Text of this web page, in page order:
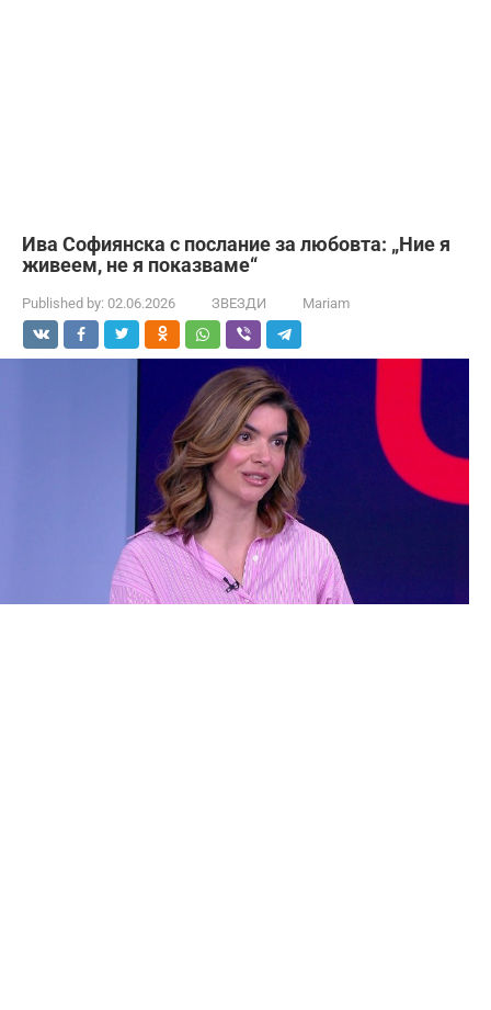
Ива Софиянска с послание за любовта: „Ние я
живеем, не я показваме“
Published by: 02.06.2026 ЗВЕЗДИ Mariam